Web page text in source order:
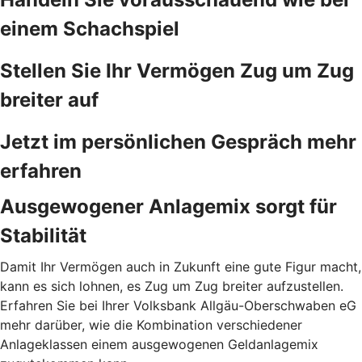
einem Schachspiel
Stellen Sie Ihr Vermögen Zug um Zug
breiter auf
Jetzt im persönlichen Gespräch mehr
erfahren
Ausgewogener Anlagemix sorgt für
Stabilität
Damit Ihr Vermögen auch in Zukunft eine gute Figur macht,
kann es sich lohnen, es Zug um Zug breiter aufzustellen.
Erfahren Sie bei Ihrer Volksbank Allgäu-Oberschwaben eG
mehr darüber, wie die Kombination verschiedener
Anlageklassen einem ausgewogenen Geldanlagemix